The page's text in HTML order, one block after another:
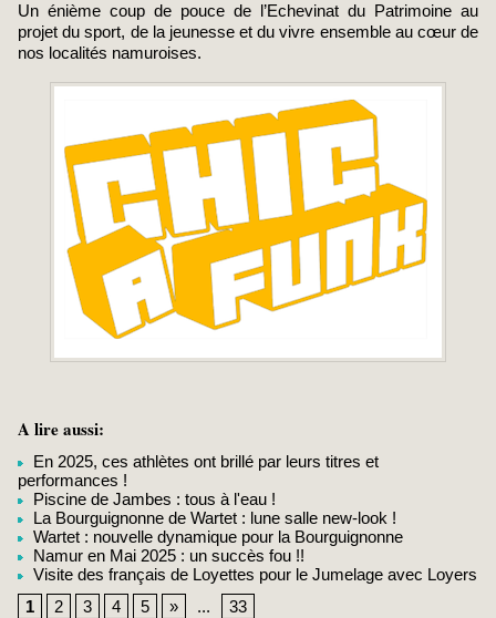
Un énième coup de pouce de l’Echevinat du Patrimoine au
projet du sport, de la jeunesse et du vivre ensemble au cœur de
nos localités namuroises.
A lire aussi:
En 2025, ces athlètes ont brillé par leurs titres et
performances !
Piscine de Jambes : tous à l'eau !
La Bourguignonne de Wartet : lune salle new-look !
Wartet : nouvelle dynamique pour la Bourguignonne
Namur en Mai 2025 : un succès fou !!
Visite des français de Loyettes pour le Jumelage avec Loyers
1
2 3 4 5 » ... 33